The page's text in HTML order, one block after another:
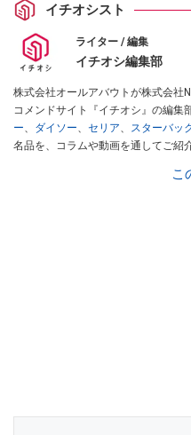
イチオシスト
ライター / 編集
イチオシ編集部
株式会社オールアバウトが株式会社
コメンドサイト『イチオシ』の編集
ー、 ダイソー、 セリア、 スターバッ
名品を、コラムや動画を通してご紹
インフルエンサーが実際に使用しこ